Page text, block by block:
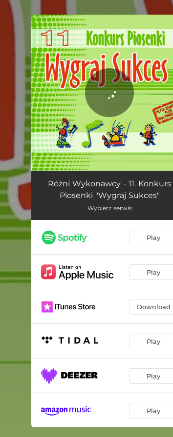
You're all set!
Różni Wykonawcy - 11. Konkurs
Piosenki "Wygraj Sukces"
Wybierz serwis
Play
Play
Download
Play
Play
Play